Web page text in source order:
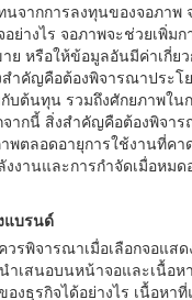
จากการลงทุนของจอภาพ
อย่างไร จอภาพจะช่วยเพิ่ม
ย หรือให้ข้อมูลอันมีค่าเกี่ย
สำคัญคือต้องพิจารณาประโ
กับต้นทุน รวมถึงศักยภาพใน
จากนี้ สิ่งสำคัญคือต้องพิจา
พตลอดอายุการใช้งานที่คา
งงานและการกำจัดเมื่อหมด
แบรนด์
รพิจารณาเมื่อเลือกจอแส
ำเสนอบนหน้าจอและเนื้อ
องธุรกิจได้อย่างไร เนื้อหา